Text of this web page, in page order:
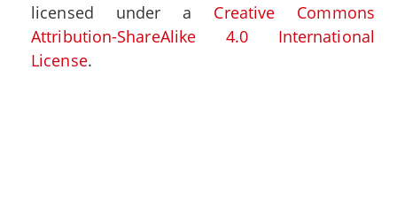
licensed under a Creative Commons
Attribution-ShareAlike 4.0 International
License.